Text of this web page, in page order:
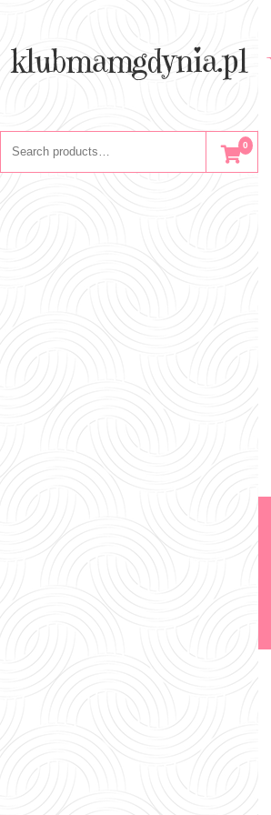
content
klubmamgdynia.pl
for:
0